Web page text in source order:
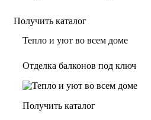
Получить каталог
Тепло и уют во всем доме
Отделка балконов под ключ
Получить каталог